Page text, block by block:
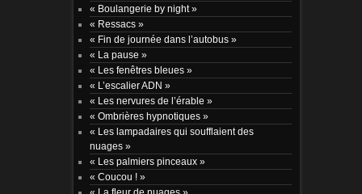
« Boulangerie by night »
« Ressacs »
« Fin de journée dans l’autobus »
« La pause »
« Les fenêtres bleues »
« L’escalier ADN »
« Les nervures de l’érable »
« Ombrières hypnotiques »
« Les lampadaires qui soufflaient des
nuages »
« Les palmiers pinceaux »
« Coucou ! »